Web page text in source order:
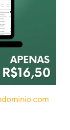
com